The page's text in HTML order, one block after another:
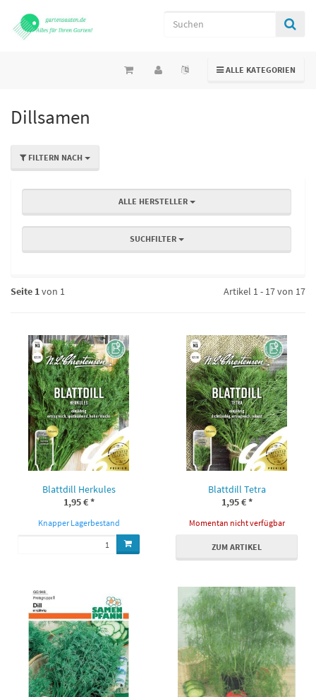
TOGGLE NAVIGATION
ALLE KATEGORIEN
Dillsamen
FILTERN NACH
ALLE HERSTELLER
SUCHFILTER
Seite 1von 1 Artikel 1 - 17 von 17
Blattdill Herkules
1,95 €*
Knapper Lagerbestand
Blattdill Tetra
1,95 €*
Momentan nicht verfügbar
ZUM ARTIKEL